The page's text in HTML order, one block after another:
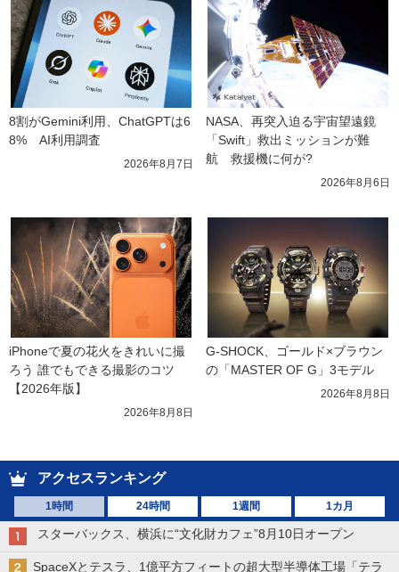
8割がGemini利用、ChatGPTは6
8%　AI利用調査
2026年8月7日
NASA、再突入迫る宇宙望遠鏡
「Swift」救出ミッションが難
航　救援機に何が?
2026年8月6日
iPhoneで夏の花火をきれいに撮
ろう 誰でもできる撮影のコツ
【2026年版】
2026年8月8日
G-SHOCK、ゴールド×ブラウン
の「MASTER OF G」3モデル
2026年8月8日
アクセスランキング
1時間 24時間 1週間 1カ月
スターバックス、横浜に“文化財カフェ”8月10日オープン
SpaceXとテスラ、1億平方フィートの超大型半導体工場「テラ